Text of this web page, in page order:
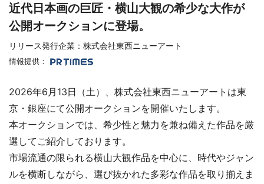
近代日本画の巨匠・横山大観の希少な大作が
公開オークションに登場。
リリース発行企業：株式会社東西ニューアート
情報提供：
2026年6月13日（土）、株式会社東西ニューアートは東
京・銀座にて公開オークションを開催いたします。
本オークションでは、希少性と魅力を兼ね備えた作品を厳
選してご紹介しております。
市場流通の限られる横山大観作品を中心に、時代やジャン
ルを横断しながら、選び抜かれた多彩な作品を取り揃えま